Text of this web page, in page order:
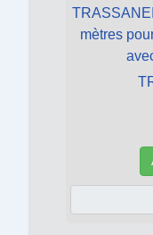
mètres